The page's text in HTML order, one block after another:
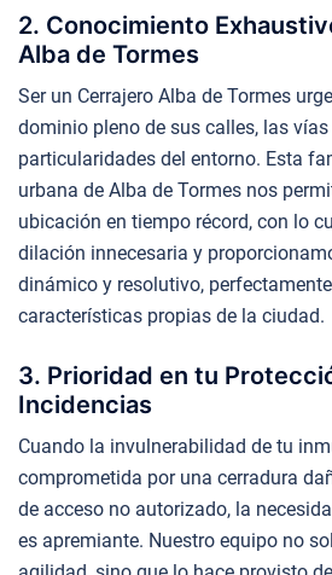
2. Conocimiento
Alba de Tormes
Ser un Cerrajero Alba de Tormes
dominio pleno de sus calles, las
particularidades del entorno. Esta
urbana de Alba de Tormes nos
ubicación en tiempo récord, con lo
dilación innecesaria y
dinámico y resolutivo,
características propias de la ciudad.
3. Prioridad en tu
Incidencias
Cuando la invulnerabilidad de tu
comprometida por una cerradura
de acceso no autorizado, la
es apremiante. Nuestro equipo no